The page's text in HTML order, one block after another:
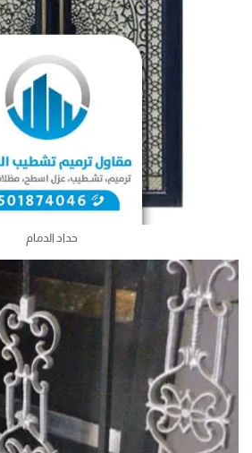
حداد الدمام